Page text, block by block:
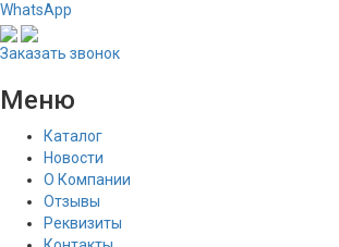
WhatsApp
Заказать звонок
Меню
Каталог
Новости
О Компании
Отзывы
Реквизиты